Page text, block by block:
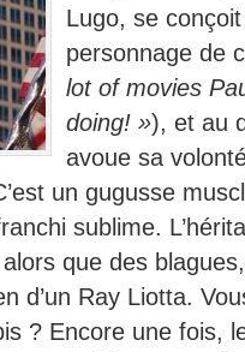
Lugo, se
personnage de
lot of movies
doing! »), et au
avoue sa
un gugusse
sublime.
que des
d’un Ray Liotta.
? Encore une fois,